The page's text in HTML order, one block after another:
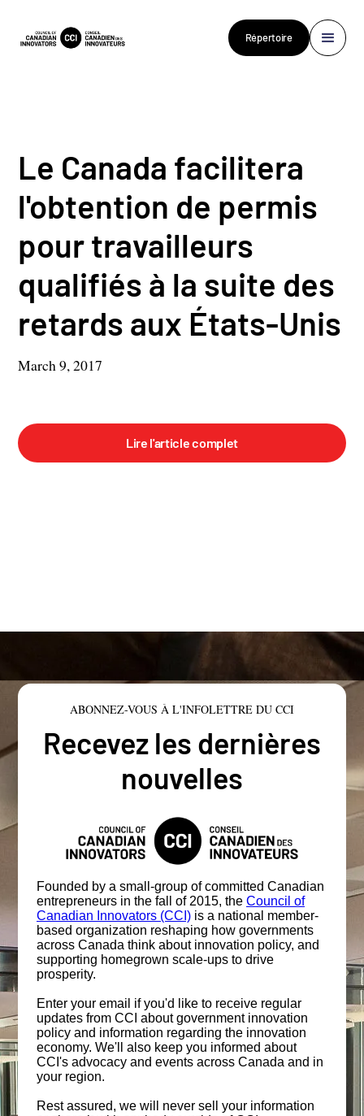
Répertoire
Le Canada facilitera
l'obtention de permis
pour travailleurs
qualifiés à la suite des
retards aux États-Unis
March 9, 2017
Lire l'article complet
ABONNEZ-VOUS À L'INFOLETTRE DU CCI
Recevez les dernières
nouvelles